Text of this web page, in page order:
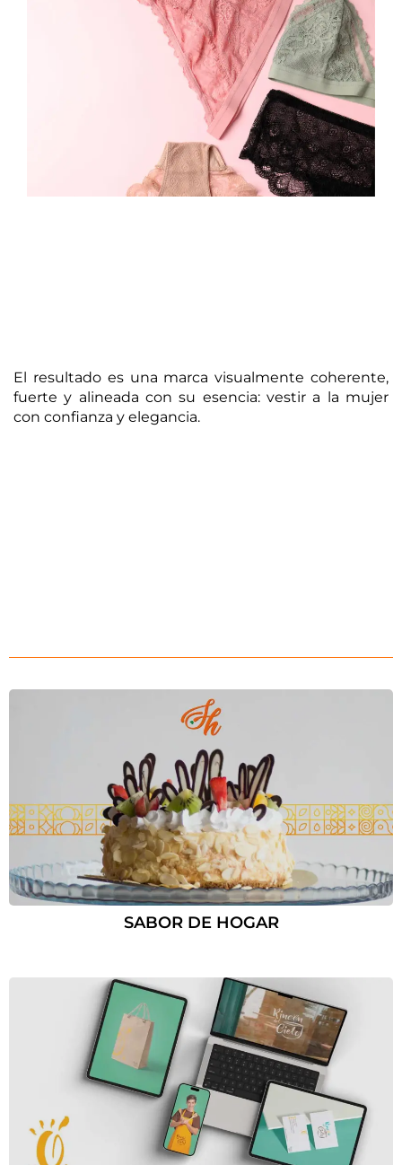
El resultado es una marca visualmente coherente,
fuerte y alineada con su esencia: vestir a la mujer
con confianza y elegancia.
SABOR DE HOGAR
Tienes unPROYECTO
EN MENTE?